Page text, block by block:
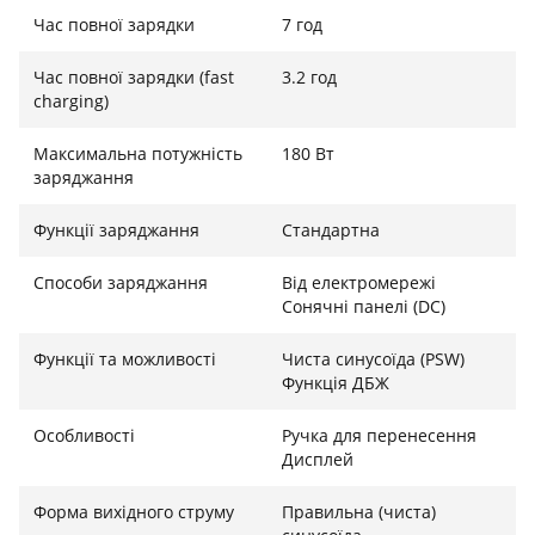
пусковими токами.
Універсальний інструментарій інтерфейсів та
інформативний дисплей
TRAVELBOX 500+ оснащений повноцінним набором
сучасних вихідних роз'ємів для одночасного
розташовані стандартна євророзетка змінного
струму 230 В, порти USB Type-A, швидкісний порт
USB Type-C з підтримкою технології Power Delivery
також гнізда постійного струму DC. Для
максимального контролю за процесом станція
реальному часі відображає залишок заряду батареї
у відсотках, а також поточні рівні вхідної та вихідної
потужності.
Час повної зарядки 7 год
Час повної зарядки (fast
charging)
3.2 год
Максимальна потужність
заряджання
180 Вт
Функції заряджання Стандартна
Способи заряджання
Від електромережі
Сонячні панелі (DC)
Функції та можливості
Чиста синусоїда (PSW)
Функція ДБЖ
Особливості
Ручка для перенесення
Дисплей
Форма вихідного струму
Правильна (чиста)